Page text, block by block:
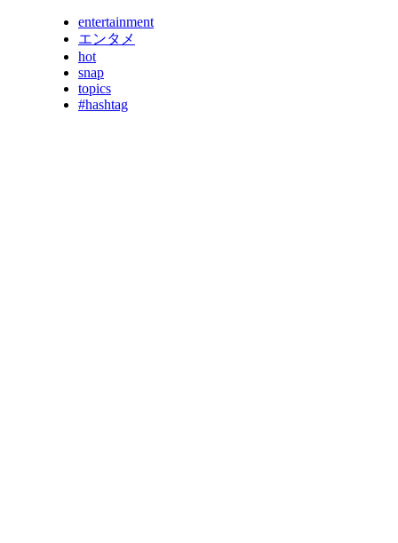
entertainment
エンタメ
hot
snap
topics
#hashtag